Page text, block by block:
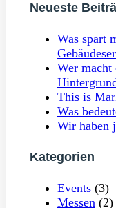
Neueste
Was spart
Wer
This is
Was
Wir haben
Kategorien
Events (3)
Messen (2)